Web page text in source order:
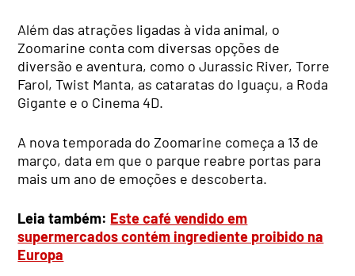
Além das atrações ligadas à vida animal, o
Zoomarine conta com diversas opções de
diversão e aventura, como o Jurassic River, Torre
Farol, Twist Manta, as cataratas do Iguaçu, a Roda
Gigante e o Cinema 4D.
A nova temporada do Zoomarine começa a 13 de
março, data em que o parque reabre portas para
mais um ano de emoções e descoberta.
Leia também: Este café vendido em
supermercados contém ingrediente proibido na
Europa